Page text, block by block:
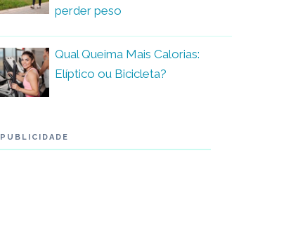
perder peso
Qual Queima Mais Calorias:
Elíptico ou Bicicleta?
PUBLICIDADE